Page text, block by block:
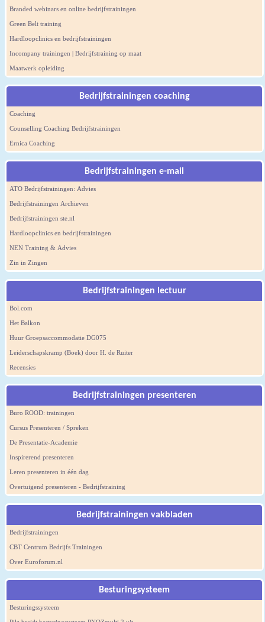
Branded webinars en online bedrijfstrainingen
Green Belt training
Hardloopclinics en bedrijfstrainingen
Incompany trainingen | Bedrijfstraining op maat
Maatwerk opleiding
Bedrijfstrainingen coaching
Coaching
Counselling Coaching Bedrijfstrainingen
Ernica Coaching
Bedrijfstrainingen e-mail
ATO Bedrijfstrainingen: Advies
Bedrijfstrainingen Archieven
Bedrijfstrainingen ste.nl
Hardloopclinics en bedrijfstrainingen
NEN Training & Advies
Zin in Zingen
Bedrijfstrainingen lectuur
Bol.com
Het Balkon
Huur Groepsaccommodatie DG075
Leiderschapskramp (Boek) door H. de Ruiter
Recensies
Bedrijfstrainingen presenteren
Buro ROOD: trainingen
Cursus Presenteren / Spreken
De Presentatie-Academie
Inspirerend presenteren
Leren presenteren in één dag
Overtuigend presenteren - Bedrijfstraining
Bedrijfstrainingen vakbladen
Bedrijfstrainingen
CBT Centrum Bedrijfs Trainingen
Over Euroforum.nl
Besturingsysteem
Besturingssysteem